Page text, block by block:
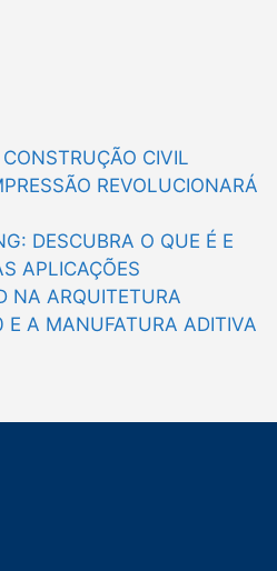
CIVIL
REVOLUCIONARÁ
DESCUBRA O QUE É E
APLICAÇÕES
NA ARQUITETURA
E A MANUFATURA ADITIVA